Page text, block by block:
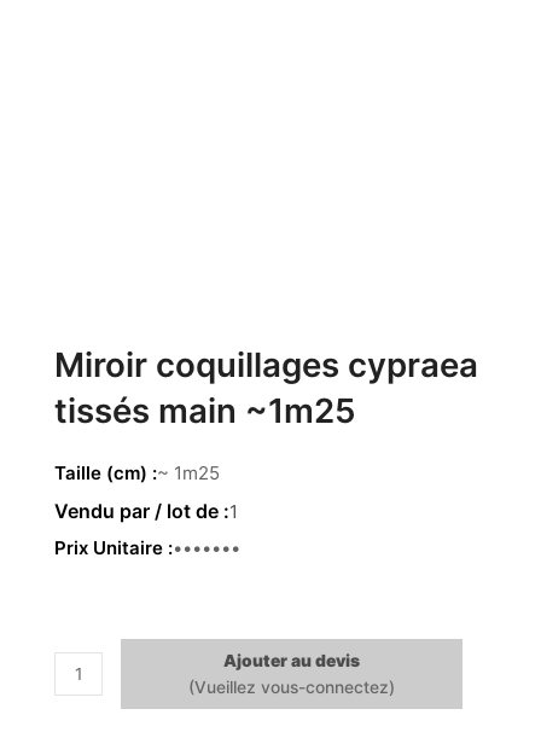
Miroir coquillages cypraea
tissés main ~1m25
Taille (cm) ~ 1m25
1
Prix Unitaire 964.00€
quantité
de
Ajouter au devis